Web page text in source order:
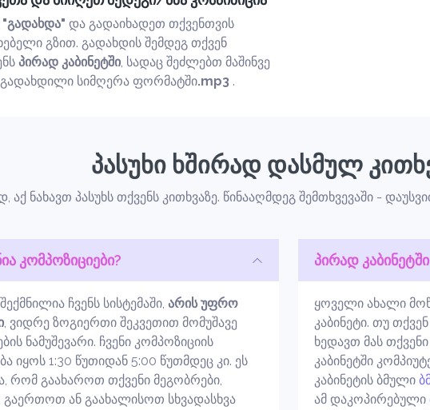
"გადახდა" და გადაიხადეთ თქვენთვის
გზით. გადახდის შემდეგ თქვენ
პირად კაბინეტში, სადაც შეძლებთ მაშინვე
სიმღერა ფორმატში.mp3 .
პასუხი ხშირად დასმულ
აქ ნახავთ პასუხს თქვენს კითხვაზე. წინააღმდეგ შემთხვევაში -
კომპოზიციები?
ჩვენს სისტემაში, არის უფრო
, ვიდრე ზოგიერთი შეკვეთით მომუშავე
ნამუშევარი. ჩვენი კომპოზიციის
იყოს 1:30 წუთიდან 5:00 წუთმდეც კი. ეს
რომ გაახაროთ თქვენი მეგობრები,
გაერთოთ ან გაახალისოთ სხვადასხვა
პირად
ყოველი ახალი
კაბინეტი. თუ
ხედავთ მას
კაბინეტში
კაბინეტის ბმული
ამ